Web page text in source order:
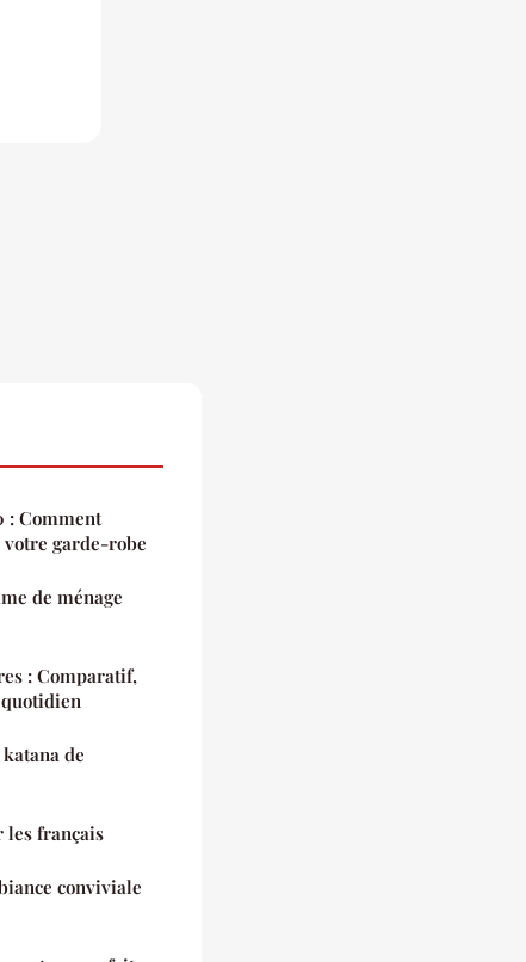
: Comment
garde-robe
de ménage
: Comparatif,
de
les français
conviviale